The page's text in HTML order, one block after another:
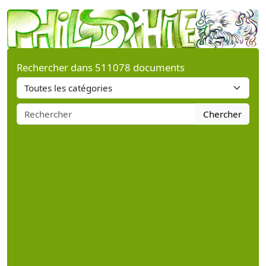
Rechercher dans 511078 documents
Chercher